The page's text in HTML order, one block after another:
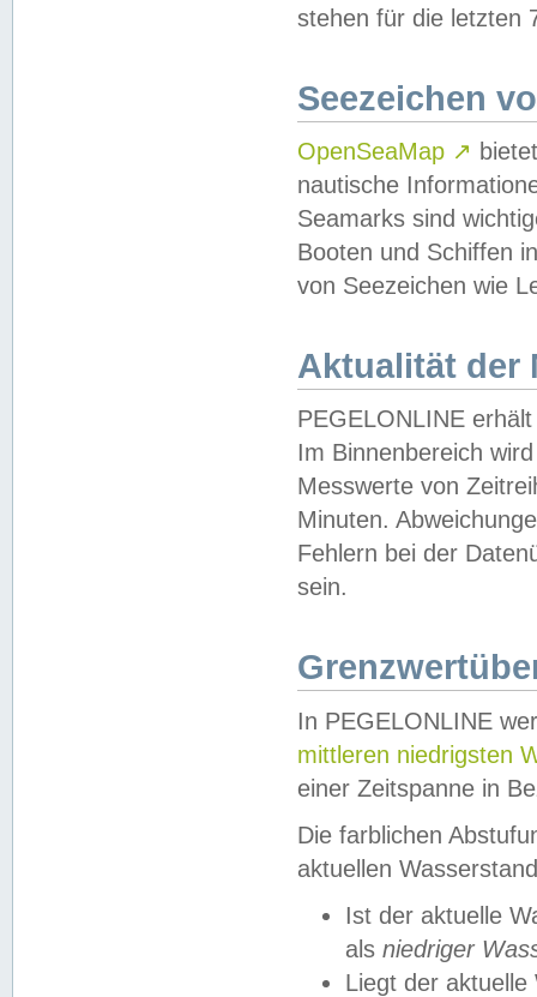
stehen für die letzten
Seezeichen
OpenSeaMap ↗
nautische
Seamarks sind
Booten und Schiffen
von Seezeichen wie
Aktualität der
PEGELONLINE
Im Binnenbereich
Messwerte von
Minuten.
Fehlern bei der
sein.
In PEGELONLINE
mittleren niedrigsten
einer Zeitspanne in
Die farblichen
aktuellen
Ist der aktuelle
als niedriger
Liegt der